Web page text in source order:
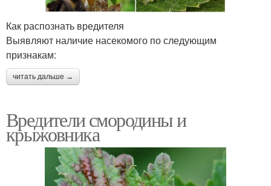
Как распознать вредителя
Выявляют наличие насекомого по следующим
признакам:
читать дальше →
Вредители смородины и
крыжовника